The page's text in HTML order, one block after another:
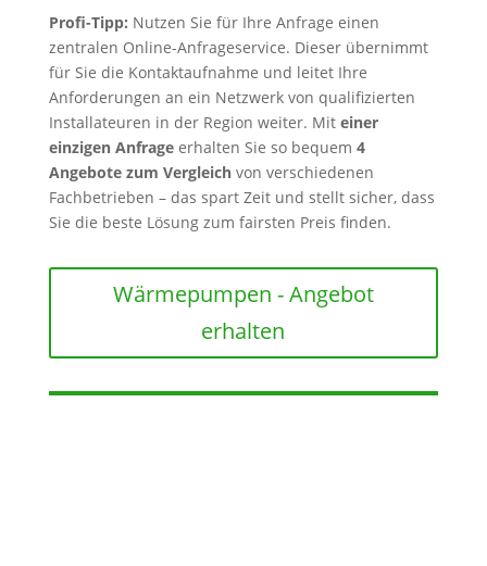
Profi-Tipp: Nutzen Sie für Ihre Anfrage einen
zentralen Online-Anfrageservice. Dieser übernimmt
für Sie die Kontaktaufnahme und leitet Ihre
Anforderungen an ein Netzwerk von qualifizierten
Installateuren in der Region weiter. Mit einer
einzigen Anfrageerhalten Sie so bequem 4
Angebote zum Vergleichvon verschiedenen
Fachbetrieben – das spart Zeit und stellt sicher, dass
Sie die beste Lösung zum fairsten Preis finden.
Wärmepumpen - Angebot
erhalten